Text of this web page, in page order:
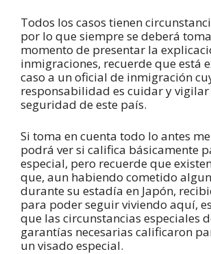
Todos los casos tienen
por lo que siempre se deberá
momento de presentar la
inmigraciones, recuerde que está
caso a un oficial de inmigración
responsabilidad es cuidar y vigilar
seguridad de este país.
Si toma en cuenta todo lo antes
podrá ver si califica básicamente
especial, pero recuerde que
que, aun habiendo cometido
durante su estadía en Japón,
para poder seguir viviendo aquí,
que las circunstancias especiales
garantías necesarias calificaron
un visado especial.